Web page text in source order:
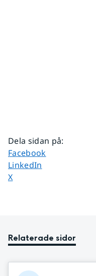
Dela sidan på:
Dela sidan på
Facebook
Dela sidan på
LinkedIn
Dela sidan på
X
Relaterade sidor